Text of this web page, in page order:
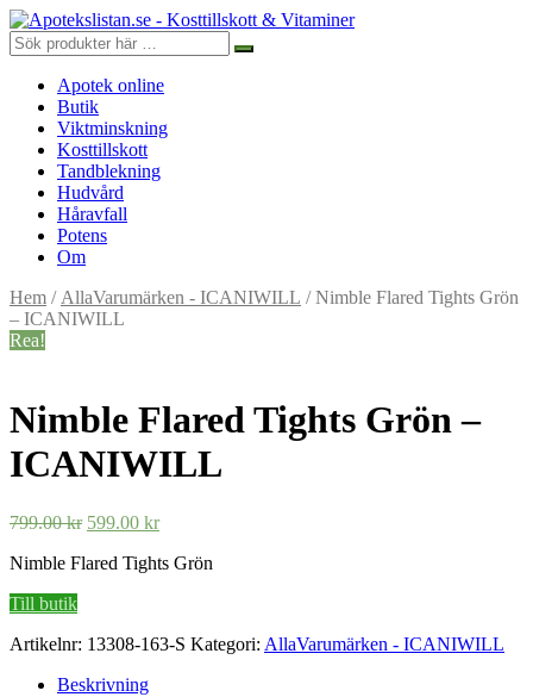
Apotek online
Butik
Viktminskning
Kosttillskott
Tandblekning
Hudvård
Håravfall
Potens
Om
Hem / AllaVarumärken - ICANIWILL / Nimble Flared Tights Grön
– ICANIWILL
Rea!
Nimble Flared Tights Grön –
ICANIWILL
799.00kr Det
priset
599.00 krDet
priset
Nimble Flared Tights Grön
Till butik
Artikelnr: 13308-163-S Kategori: AllaVarumärken - ICANIWILL
Beskrivning